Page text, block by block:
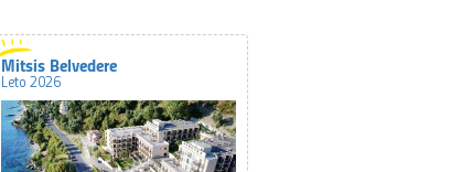
Mitsis Belvedere
Leto 2026